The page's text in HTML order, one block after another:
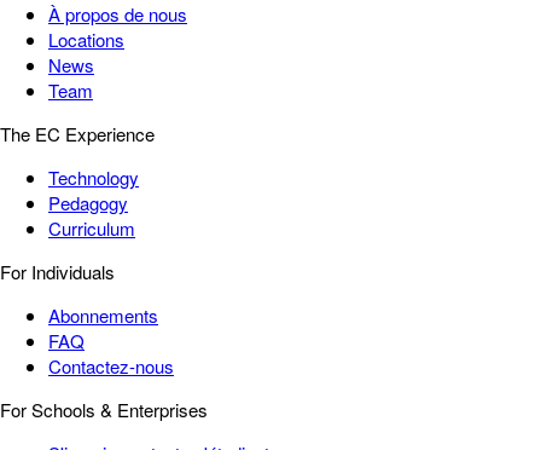
À propos de nous
Locations
News
Team
The EC Experience
Technology
Pedagogy
Curriculum
For Individuals
Abonnements
FAQ
Contactez-nous
For Schools & Enterprises